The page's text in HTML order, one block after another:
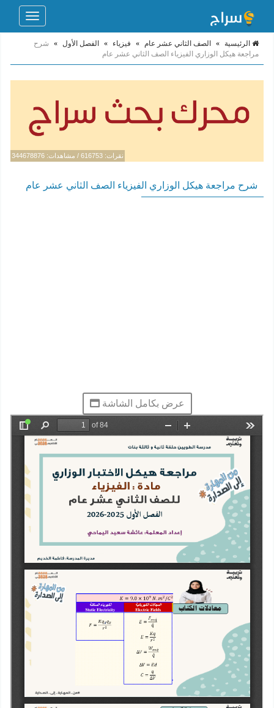
Toggle
الرئيسية » الصف الثاني عشر عام » فيزياء » الفصل الأول »
شرح
مراجعة هيكل الوزاري الفيزياء الصف الثاني عشر عام
نقرات: 616753 / مشاهدات: 344678876
شرح مراجعة هيكل الوزاري الفيزياء الصف الثاني عشر عام
عرض بكامل الشاشة